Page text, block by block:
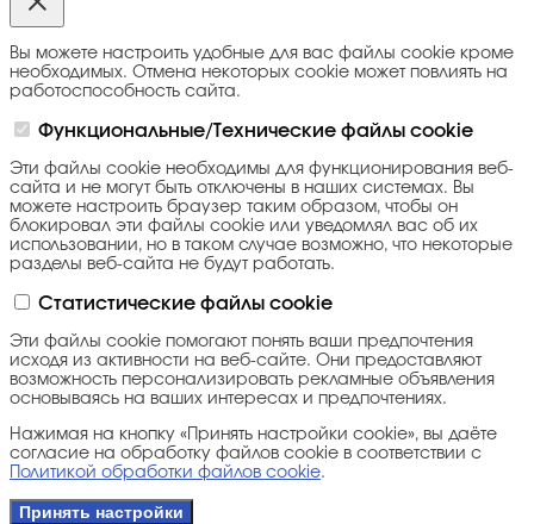
Вы можете настроить удобные для вас файлы cookie кроме
необходимых. Отмена некоторых cookie может повлиять на
работоспособность сайта.
Функциональные/Технические файлы cookie
Эти файлы cookie необходимы для функционирования веб-
сайта и не могут быть отключены в наших системах. Вы
можете настроить браузер таким образом, чтобы он
блокировал эти файлы cookie или уведомлял вас об их
использовании, но в таком случае возможно, что некоторые
разделы веб-сайта не будут работать.
Статистические файлы cookie
Эти файлы cookie помогают понять ваши предпочтения
исходя из активности на веб-сайте. Они предоставляют
возможность персонализировать рекламные объявления
основываясь на ваших интересах и предпочтениях.
Нажимая на кнопку «Принять настройки cookie», вы даёте
согласие на обработку файлов cookie в соответствии с
Политикой обработки файлов cookie.
Принять настройки